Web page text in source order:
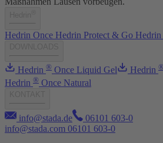
Hedrin Once Hedrin Protect & Go Hedrin
Hedrin ® Once Liquid Gel Hedrin ®
Hedrin ® Once Natural
info@stada.de
06101 603-0
info@stada.com 06101 603-0